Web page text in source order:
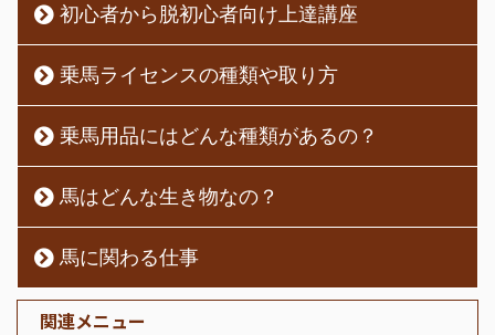
初心者から脱初心者向け上達講座
乗馬ライセンスの種類や取り方
乗馬用品にはどんな種類があるの？
馬はどんな生き物なの？
馬に関わる仕事
関連メニュー